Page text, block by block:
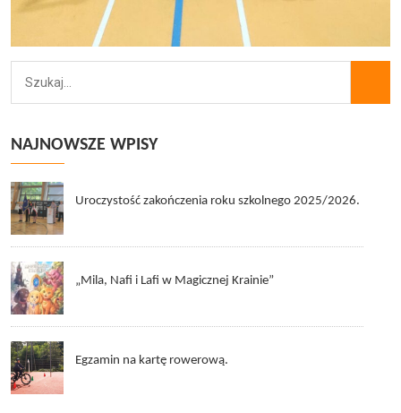
NAJNOWSZE WPISY
Uroczystość zakończenia roku szkolnego 2025/2026.
„Mila, Nafi i Lafi w Magicznej Krainie”
Egzamin na kartę rowerową.